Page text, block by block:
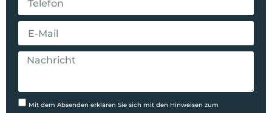
Mit dem Absenden erklären Sie sich mit den Hinweisen zum